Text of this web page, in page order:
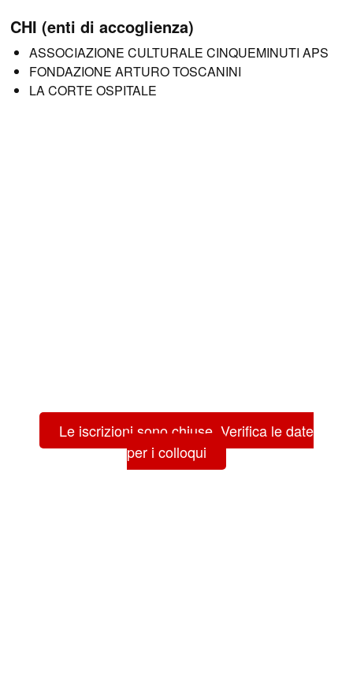
CHI (enti di accoglienza)
ASSOCIAZIONE CULTURALE CINQUEMINUTI APS
FONDAZIONE ARTURO TOSCANINI
LA CORTE OSPITALE
Le iscrizioni sono chiuse. Verifica le date
per i colloqui